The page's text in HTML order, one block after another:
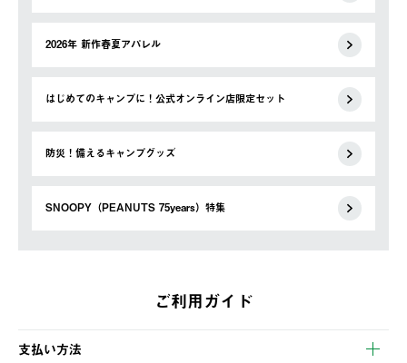
2026年 新作春夏アパレル
はじめてのキャンプに！公式オンライン店限定セット
防災！備えるキャンプグッズ
SNOOPY（PEANUTS 75years）特集
ご利用ガイド
支払い方法